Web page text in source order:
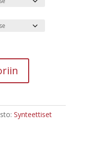
Synteettiset